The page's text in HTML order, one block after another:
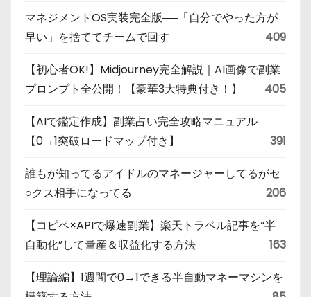
マネジメントOS実装完全版──「自分でやった方が
早い」を捨ててチームで回す
409
【初心者OK!】Midjourney完全解説｜AI画像で副業
プロンプト全公開！【豪華3大特典付き！】
405
【AIで鑑定作成】副業占い完全攻略マニュアル
【0→1突破ロードマップ付き】
391
誰もが知ってるアイドルのマネージャーしてるがセ
○クス相手になってる
206
【コピペ×APIで爆速副業】楽天トラベル記事を“半
自動化”して量産＆収益化する方法
163
【理論編】1週間で0→1できる半自動マネーマシンを